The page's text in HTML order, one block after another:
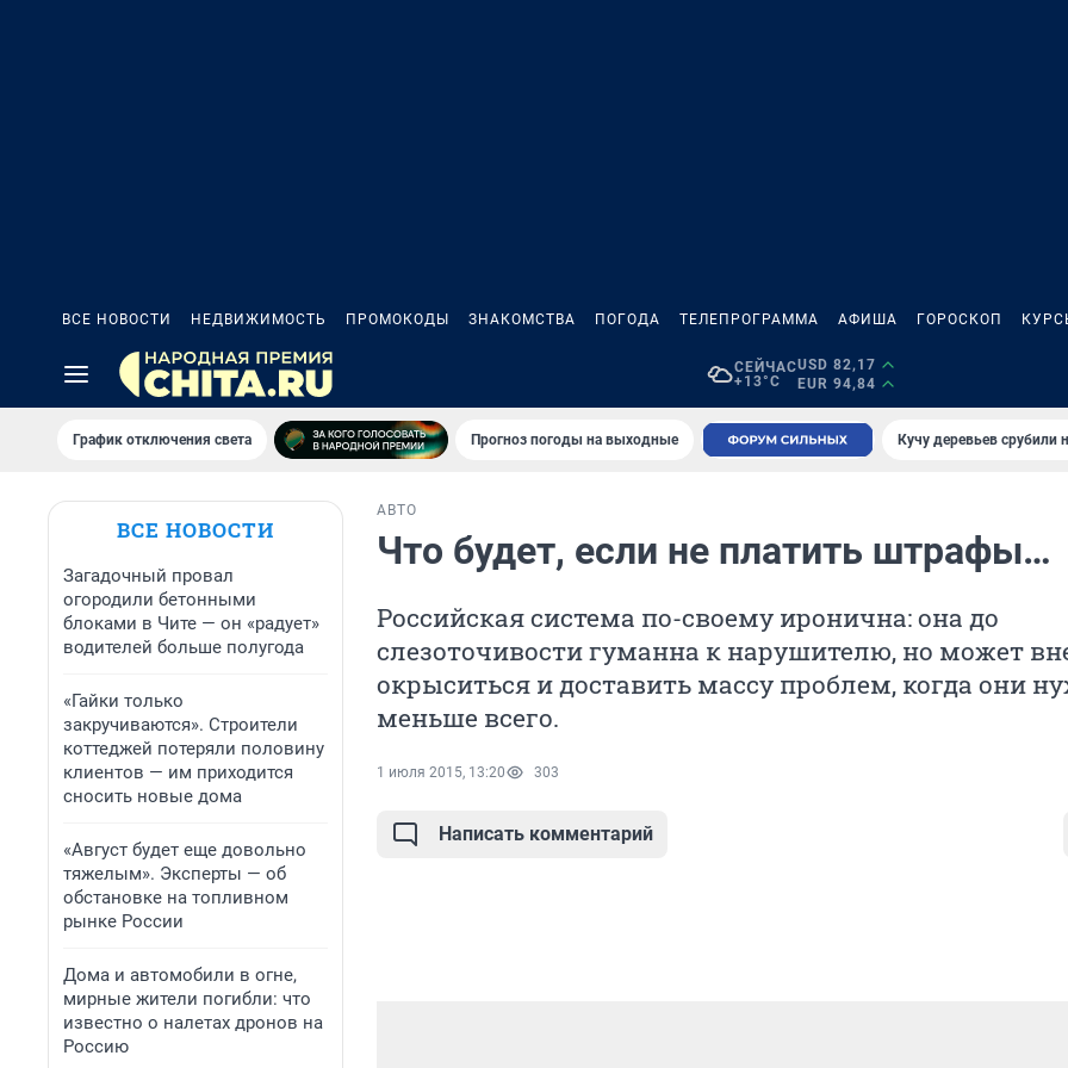
ВСЕ НОВОСТИ НЕДВИЖИМОСТЬ ПРОМОКОДЫ ЗНАКОМСТВА ПОГОДА ТЕЛЕПРОГРАММА АФИША ГОРОСКОП
СЕЙЧАС
+13°C
USD 82,17
EUR 94,84
График отключения света Прогноз погоды на выходные Кучу деревьев срубили
ВСЕ НОВОСТИ
Загадочный провал
огородили бетонными
блоками в Чите — он «радует»
водителей больше полугода
«Гайки только
закручиваются». Строители
коттеджей потеряли половину
клиентов — им приходится
сносить новые дома
«Август будет еще довольно
тяжелым». Эксперты — об
обстановке на топливном
рынке России
Дома и автомобили в огне,
мирные жители погибли: что
известно о налетах дронов на
Россию
АВТО
Что будет, если не платить штрафы…
Российская система по-своему иронична: она до
слезоточивости гуманна к нарушителю, но может
окрыситься и доставить массу проблем, когда они
меньше всего.
1 июля 2015, 13:20 303
Написать комментарий